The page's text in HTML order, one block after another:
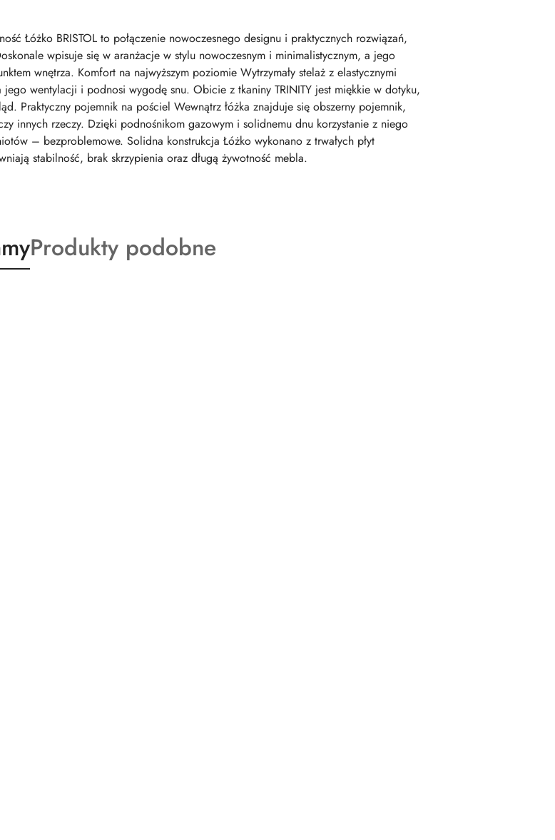
Łóżko BRISTOL to połączenie nowoczesnego designu i praktycznych rozwiązań,
wpisuje się w aranżacje w stylu nowoczesnym i minimalistycznym, a jego
wnętrza. Komfort na najwyższym poziomie Wytrzymały stelaż z elastycznymi
wentylacji i podnosi wygodę snu. Obicie z tkaniny TRINITY jest miękkie w dotyku,
Praktyczny pojemnik na pościel Wewnątrz łóżka znajduje się obszerny pojemnik,
innych rzeczy. Dzięki podnośnikom gazowym i solidnemu dnu korzystanie z niego
– bezproblemowe. Solidna konstrukcja Łóżko wykonano z trwałych płyt
stabilność, brak skrzypienia oraz długą żywotność mebla.
Produkty
o
Produkty podobne